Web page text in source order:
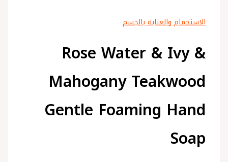
الاستحمام والعناية بالجسم
Rose Water & Ivy &
Mahogany Teakwood
Gentle Foaming Hand
Soap